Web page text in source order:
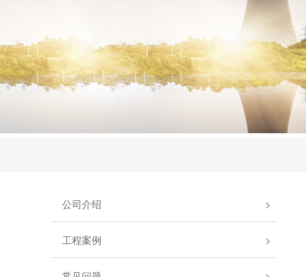
公司介绍 >
工程案例 >